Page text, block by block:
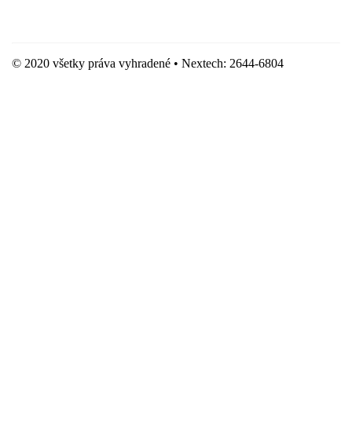
© 2020 všetky práva vyhradené • Nextech: 2644-6804